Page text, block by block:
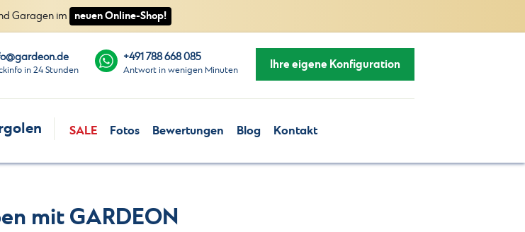
Garagen im neuen Online-Shop!
Ihre eigene Konfiguration
in 24 Stunden
+491 788 668 085
Antwort in wenigen Minuten
SALE Fotos Bewertungen Blog Kontakt
mit GARDEON